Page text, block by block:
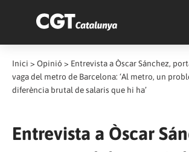
Inici > Opinió > Entrevista a Òscar Sánchez,
vaga del metro de Barcelona: ‘Al metro, un
diferència brutal de salaris que hi ha’
Entrevista a Òscar